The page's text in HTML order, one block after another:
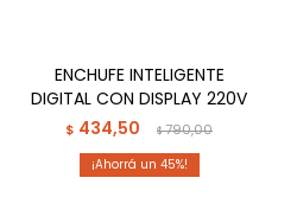
ENCHUFE INTELIGENTE
DIGITAL CON DISPLAY 220V
$ 434,50 $790,00
45